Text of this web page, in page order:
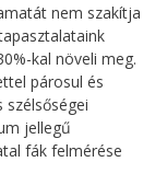
nem szakítja
kal növeli meg.
párosul és
jellegű
fák felmérése